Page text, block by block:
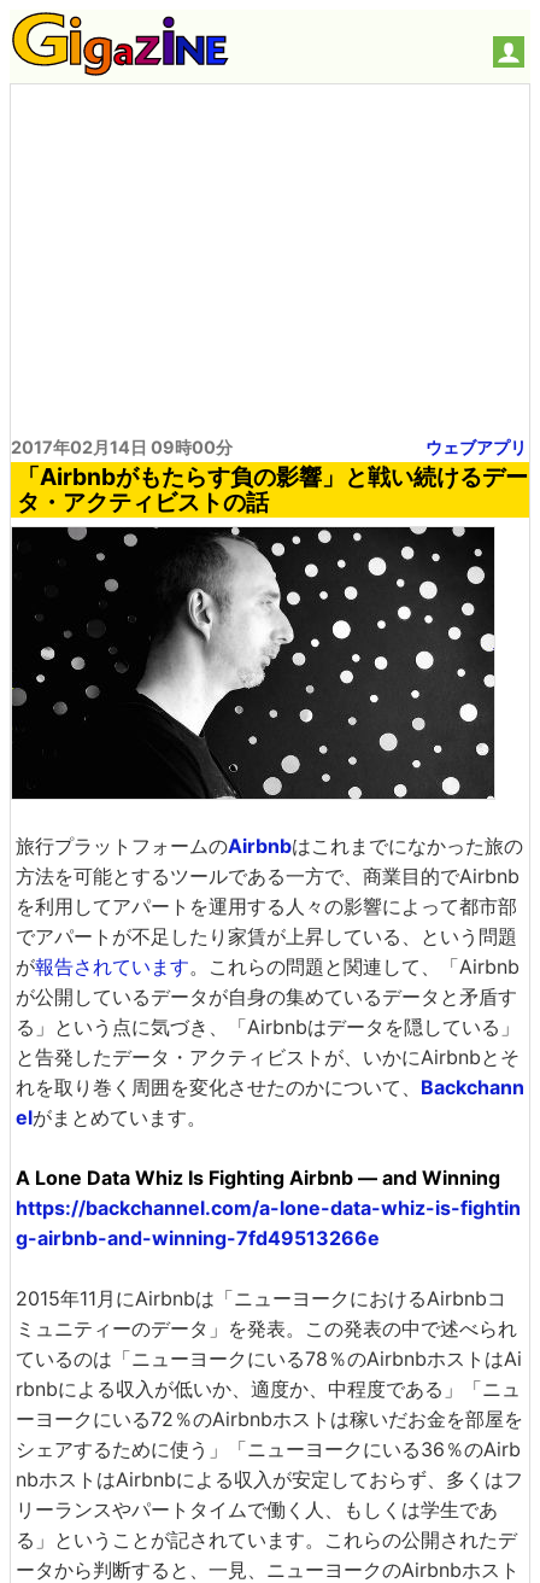
2017年02月14日 09時00分 ウェブアプリ
「Airbnbがもたらす負の影響」と戦い続けるデー
タ・アクティビストの話
旅行プラットフォームのAirbnbはこれまでになかった旅の
方法を可能とするツールである一方で、商業目的でAirbnb
を利用してアパートを運用する人々の影響によって都市部
でアパートが不足したり家賃が上昇している、という問題
が報告されています。これらの問題と関連して、「Airbnb
が公開しているデータが自身の集めているデータと矛盾す
る」という点に気づき、「Airbnbはデータを隠している」
と告発したデータ・アクティビストが、いかにAirbnbとそ
れを取り巻く周囲を変化させたのかについて、 Backchann
elがまとめています。
A Lone Data Whiz Is Fighting Airbnb — and Winning
https://backchannel.com/a-lone-data-whiz-is-fightin
g-airbnb-and-winning-7fd49513266e
2015年11月にAirbnbは「ニューヨークにおけるAirbnbコ
ミュニティーのデータ」を発表。この発表の中で述べられ
ているのは「ニューヨークにいる78％のAirbnbホストはAi
rbnbによる収入が低いか、適度か、中程度である」「ニュ
ーヨークにいる72％のAirbnbホストは稼いだお金を部屋を
シェアするために使う」「ニューヨークにいる36％のAirb
nbホストはAirbnbによる収入が安定しておらず、多くはフ
リーランスやパートタイムで働く人、もしくは学生であ
る」ということが記されています。これらの公開されたデ
ータから判断すると、一見、ニューヨークのAirbnbホスト